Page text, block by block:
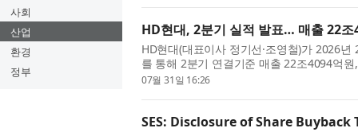
사회
산업
환경
정부
HD현대, 2분기 실적 발표… 매출 22
HD현대(대표이사 정기선·조영철)가 2026
를 통해 2분기 연결기준 매출 22조4094억
년 동기 대비 매출은 30.2%, 영업이익...
07월 31일 16:26
SES: Disclosure of Share